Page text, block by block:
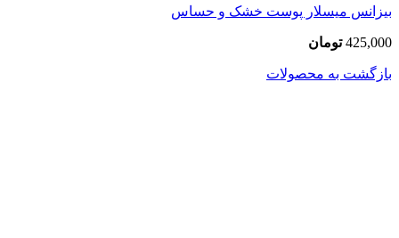
بیزانس میسلار پوست خشک و حساس
425,000 تومان
بازگشت به محصولات